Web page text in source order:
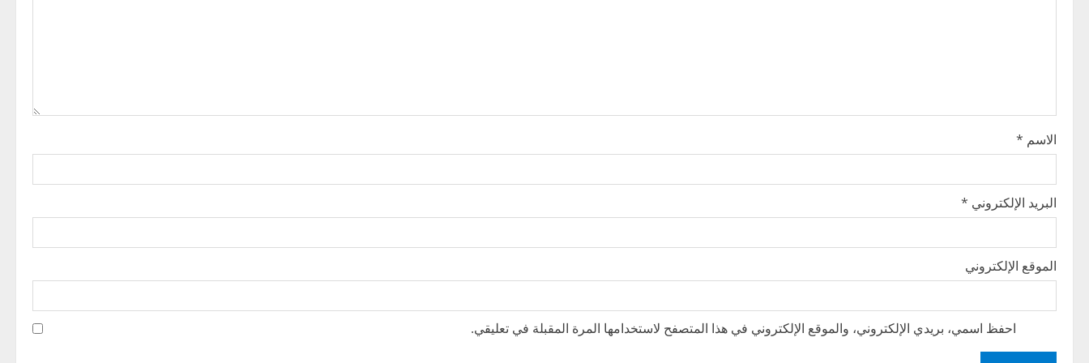
i
o
n
الاسم *
البريد الإلكتروني *
الموقع الإلكتروني
احفظ اسمي، بريدي الإلكتروني، والموقع الإلكتروني في هذا المتصفح لاستخدامها المرة المقبلة في تعليقي.